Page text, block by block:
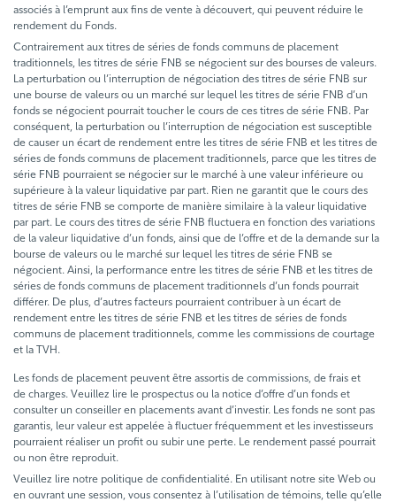
associés à l’emprunt aux fins de vente à découvert, qui peuvent réduire le
rendement du Fonds.
Contrairement aux titres de séries de fonds communs de placement
traditionnels, les titres de série FNB se négocient sur des bourses de valeurs.
La perturbation ou l’interruption de négociation des titres de série FNB sur
une bourse de valeurs ou un marché sur lequel les titres de série FNB d’un
fonds se négocient pourrait toucher le cours de ces titres de série FNB. Par
conséquent, la perturbation ou l’interruption de négociation est susceptible
de causer un écart de rendement entre les titres de série FNB et les titres de
séries de fonds communs de placement traditionnels, parce que les titres de
série FNB pourraient se négocier sur le marché à une valeur inférieure ou
supérieure à la valeur liquidative par part. Rien ne garantit que le cours des
titres de série FNB se comporte de manière similaire à la valeur liquidative
par part. Le cours des titres de série FNB fluctuera en fonction des variations
de la valeur liquidative d’un fonds, ainsi que de l’offre et de la demande sur la
bourse de valeurs ou le marché sur lequel les titres de série FNB se
négocient. Ainsi, la performance entre les titres de série FNB et les titres de
séries de fonds communs de placement traditionnels d’un fonds pourrait
différer. De plus, d’autres facteurs pourraient contribuer à un écart de
rendement entre les titres de série FNB et les titres de séries de fonds
communs de placement traditionnels, comme les commissions de courtage
et la TVH.
Les fonds de placement peuvent être assortis de commissions, de frais et
de charges. Veuillez lire le prospectus ou la notice d’offre d’un fonds et
consulter un conseiller en placements avant d’investir. Les fonds ne sont pas
garantis, leur valeur est appelée à fluctuer fréquemment et les investisseurs
pourraient réaliser un profit ou subir une perte. Le rendement passé pourrait
ou non être reproduit.
Veuillez lire notre politique de confidentialité. En utilisant notre site Web ou
en ouvrant une session, vous consentez à l’utilisation de témoins, telle qu’elle